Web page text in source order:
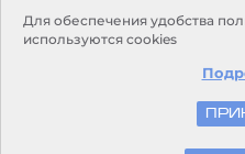
Беларусь
Для обеспечения удобства
используются cookies